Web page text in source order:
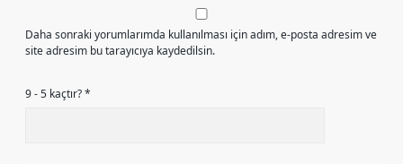
Daha sonraki yorumlarımda kullanılması için adım, e-posta adresim ve
site adresim bu tarayıcıya kaydedilsin.
9 - 5 kaçtır?*